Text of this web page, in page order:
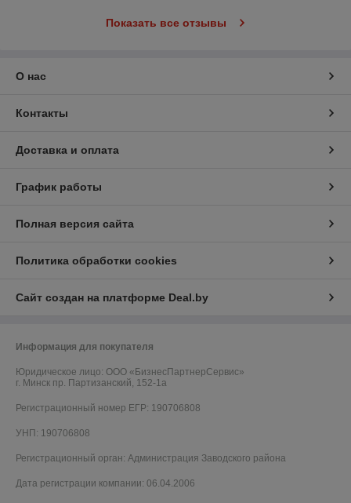
Показать все отзывы
О нас
Контакты
Доставка и оплата
График работы
Полная версия сайта
Политика обработки cookies
Сайт создан на платформе Deal.by
Информация для покупателя
Юридическое лицо: ООО «БизнесПартнерСервис»
г. Минск пр. Партизанский, 152-1а
Регистрационный номер ЕГР: 190706808
УНП: 190706808
Регистрационный орган: Администрация Заводского района
Дата регистрации компании: 06.04.2006